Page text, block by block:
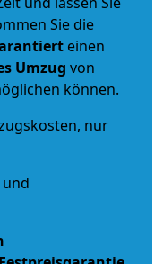
Sie die
einen
Umzug von
können.
nur